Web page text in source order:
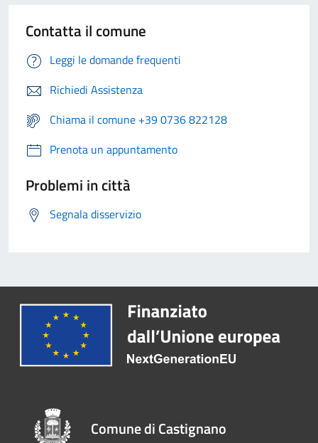
Contatta il comune
Leggi le domande frequenti
Richiedi Assistenza
Chiama il comune +39 0736 822128
Prenota un appuntamento
Problemi in città
Segnala disservizio
Comune di Castignano